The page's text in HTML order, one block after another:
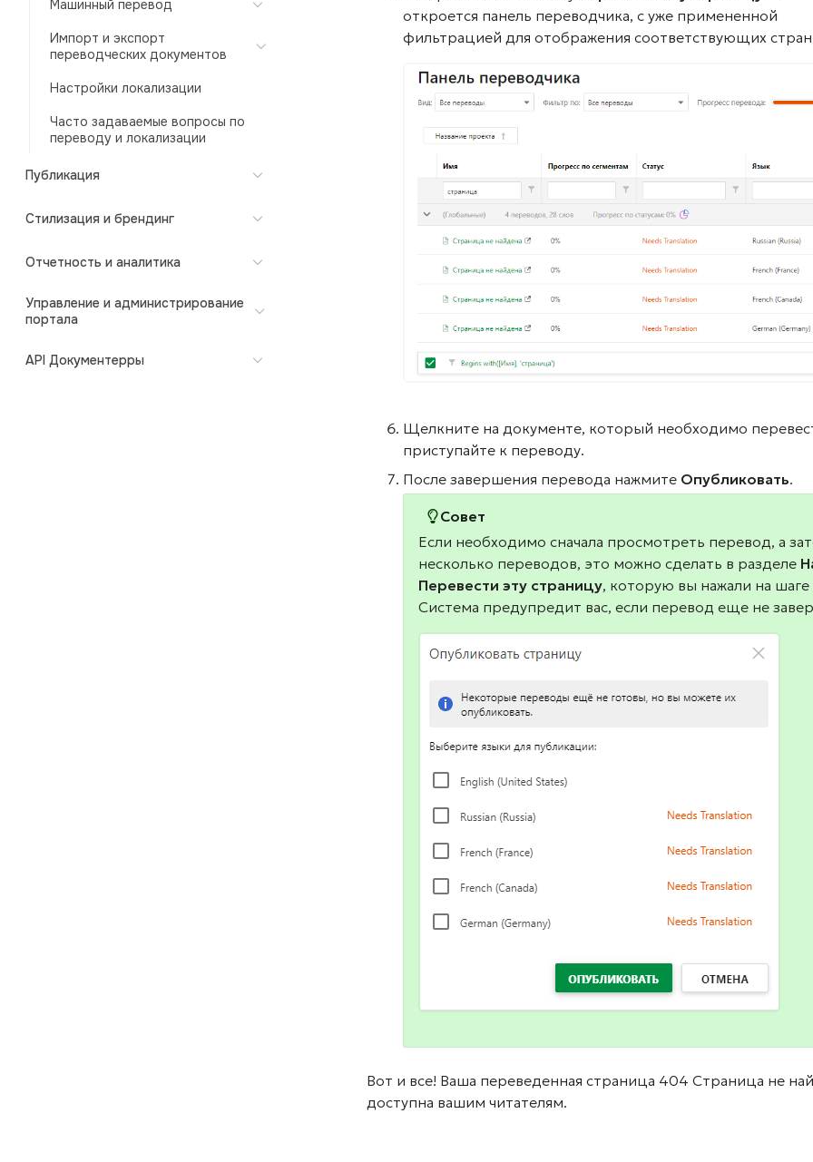
Машинный перевод
Импорт и экспорт
переводческих документов
Настройки локализации
Часто задаваемые вопросы по
переводу и локализации
Публикация
Стилизация и брендинг
Отчетность и аналитика
Управление и администрирование
портала
API Документерры
откроется панель переводчика, с уже примененной
фильтрацией для отображения соответствующих
Щелкните на документе, который необходимо
приступайте к переводу.
После завершения перевода нажмите Опубликовать.
Совет
Если необходимо сначала просмотреть перевод, а
несколько переводов, это можно сделать в разделе
Перевести эту страницу, которую вы нажали на
Система предупредит вас, если перевод еще не
Вот и все! Ваша переведенная страница 404 Страница не
доступна вашим читателям.